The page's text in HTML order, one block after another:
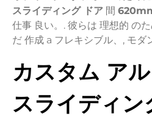
スライディング ドア 間
仕事 良い。. 彼らは 理想的 の
だ 作成 a フレキシブル、, モダ
カスタム ア
スライディン